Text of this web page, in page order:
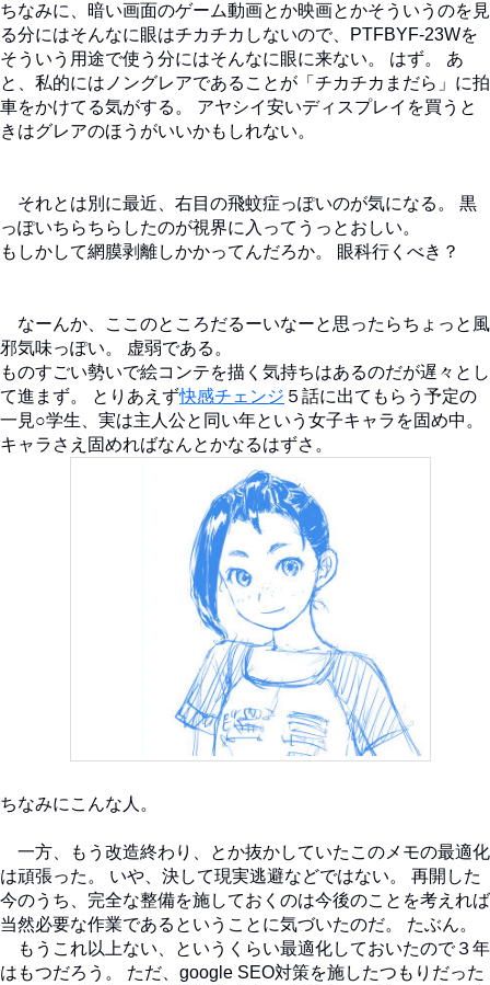
ちなみに、暗い画面のゲーム動画とか映画とかそういうのを見
る分にはそんなに眼はチカチカしないので、PTFBYF-23Wを
そういう用途で使う分にはそんなに眼に来ない。 はず。 あ
と、私的にはノングレアであることが「チカチカまだら」に拍
車をかけてる気がする。 アヤシイ安いディスプレイを買うと
きはグレアのほうがいいかもしれない。
それとは別に最近、右目の飛蚊症っぽいのが気になる。 黒
っぽいちらちらしたのが視界に入ってうっとおしい。
もしかして網膜剥離しかかってんだろか。 眼科行くべき？
なーんか、ここのところだるーいなーと思ったらちょっと風
邪気味っぽい。 虚弱である。
ものすごい勢いで絵コンテを描く気持ちはあるのだが遅々とし
て進まず。 とりあえず快感チェンジ ５話に出てもらう予定の
一見○学生、実は主人公と同い年という女子キャラを固め中。
キャラさえ固めればなんとかなるはずさ。
ちなみにこんな人。
一方、もう改造終わり、とか抜かしていたこのメモの最適化
は頑張った。 いや、決して現実逃避などではない。 再開した
今のうち、完全な整備を施しておくのは今後のことを考えれば
当然必要な作業であるということに気づいたのだ。 たぶん。
もうこれ以上ない、というくらい最適化しておいたので３年
はもつだろう。 ただ、google SEO対策を施したつもりだった